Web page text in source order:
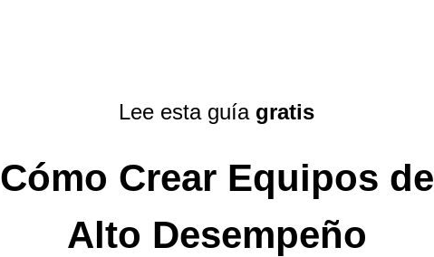
Cómo Crear Equipos de
Alto Desempeño
Lee esta guía gratis